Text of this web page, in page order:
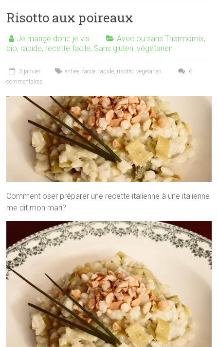
Risotto aux poireaux
Je mange donc je vis Avec ou sans Thermomix,
bio, rapide, recette facile, Sans gluten,végétarien
3 janvier entrée,facile, rapide, risotto,vegetarien
6
commentaires
Comment oser préparer une recette italienne à une italienne
me dit mon mari?